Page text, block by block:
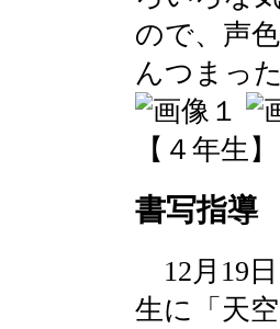
ので、声
んつまっ
【４年生
書写指導
12月19
生に「天